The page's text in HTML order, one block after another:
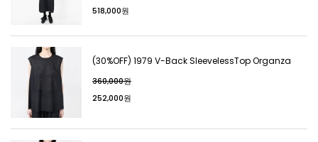
518,000원
(30%OFF) 1979 V-Back SleevelessTop Organza
360,000원
252,000원